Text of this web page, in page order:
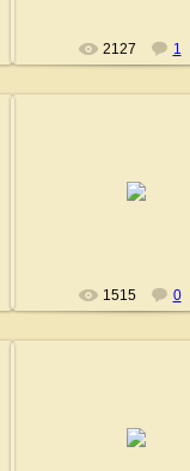
2127 1
1515 0